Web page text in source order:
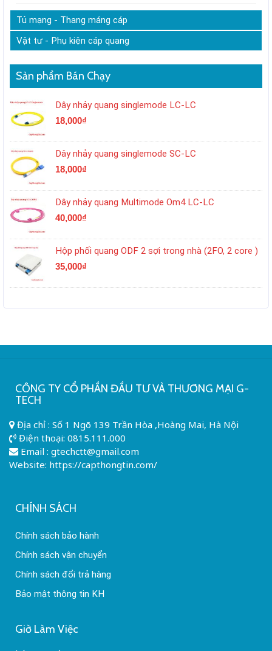
Tủ mạng - Thang máng cáp
Vật tư - Phụ kiện cáp quang
Sản phẩm Bán Chạy
Dây nhảy quang singlemode LC-LC
18,000₫
Dây nhảy quang singlemode SC-LC
18,000₫
Dây nhảy quang Multimode Om4 LC-LC
40,000₫
Hộp phối quang ODF 2 sợi trong nhà (2FO, 2 core )
35,000₫
CÔNG TY CỔ PHẦN ĐẦU TƯ VÀ THƯƠNG MẠI G-
TECH
Địa chỉ : Số 1 Ngõ 139 Trần Hòa ,Hoàng Mai, Hà Nội
Điện thoại: 0815.111.000
Email : gtechctt@gmail.com
Website: https://capthongtin.com/
CHÍNH SÁCH
Chính sách bảo hành
Chính sách vận chuyển
Chính sách đổi trả hàng
Bảo mật thông tin KH
Giờ Làm Việc